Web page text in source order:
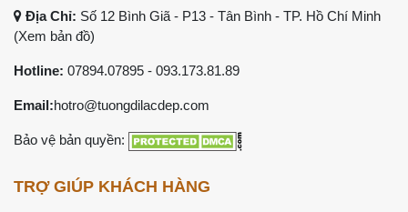
Địa Chỉ: Số 12 Bình Giã - P13 - Tân Bình - TP. Hồ Chí Minh
(Xem bản đồ)
Hotline: 07894.07895 - 093.173.81.89
Email:hotro@tuongdilacdep.com
Bảo vệ bản quyền:
TRỢ GIÚP KHÁCH HÀNG